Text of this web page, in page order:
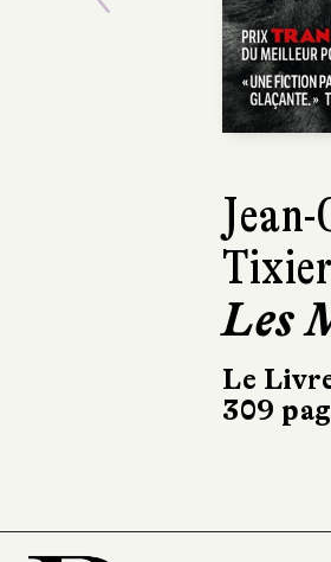
San
Le
Previous